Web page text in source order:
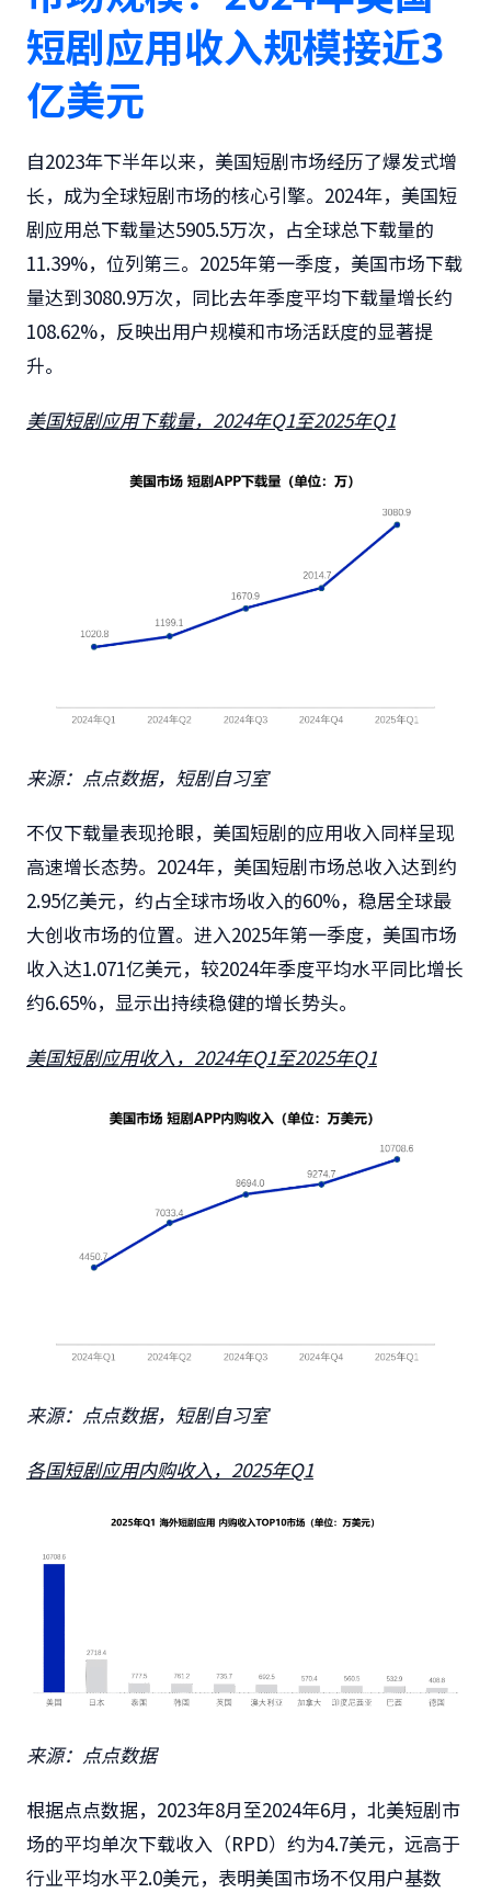
短剧应用收入规模接近3
亿美元
自2023年下半年以来，美国短剧市场经历了爆发式增
长，成为全球短剧市场的核心引擎。2024年，美国短
剧应用总下载量达5905.5万次，占全球总下载量的
11.39%，位列第三。2025年第一季度，美国市场下载
量达到3080.9万次，同比去年季度平均下载量增长约
108.62%，反映出用户规模和市场活跃度的显著提
升。
美国短剧应用下载量， 2024年Q1至2025年Q1
来源：点点数据，短剧自习室
不仅下载量表现抢眼，美国短剧的应用收入同样呈现
高速增长态势。2024年，美国短剧市场总收入达到约
2.95亿美元，约占全球市场收入的60%，稳居全球最
大创收市场的位置。进入2025年第一季度，美国市场
收入达1.071亿美元，较2024年季度平均水平同比增长
约6.65%，显示出持续稳健的增长势头。
美国短剧应用收入， 2024年Q1至2025年Q1
来源：点点数据，短剧自习室
各国短剧应用内购收入， 2025年Q1
来源：点点数据
根据点点数据，2023年8月至2024年6月，北美短剧市
场的平均单次下载收入（RPD）约为4.7美元，远高于
行业平均水平2.0美元，表明美国市场不仅用户基数